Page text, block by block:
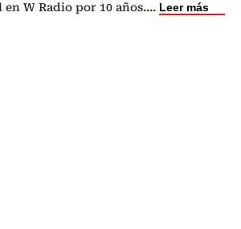
en W Radio por 10 años.... Leer más